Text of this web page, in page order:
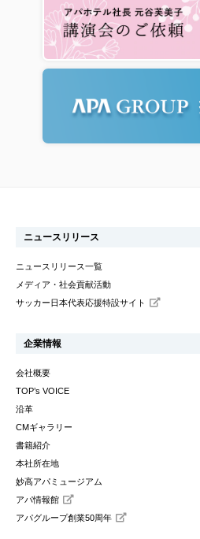
ニュースリリース
ニュースリリース一覧
メディア・社会貢献活動
サッカー日本代表応援特設サイト
企業情報
会社概要
TOP’s VOICE
沿革
CMギャラリー
書籍紹介
本社所在地
妙高アパミュージアム
アパ情報館
アパグループ創業50周年